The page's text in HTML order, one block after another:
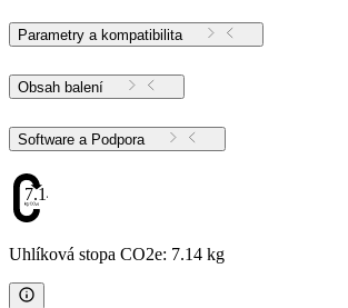
Parametry a kompatibilita
Obsah balení
Software a Podpora
7.14
Uhlíková stopa CO2e: 7.14 kg